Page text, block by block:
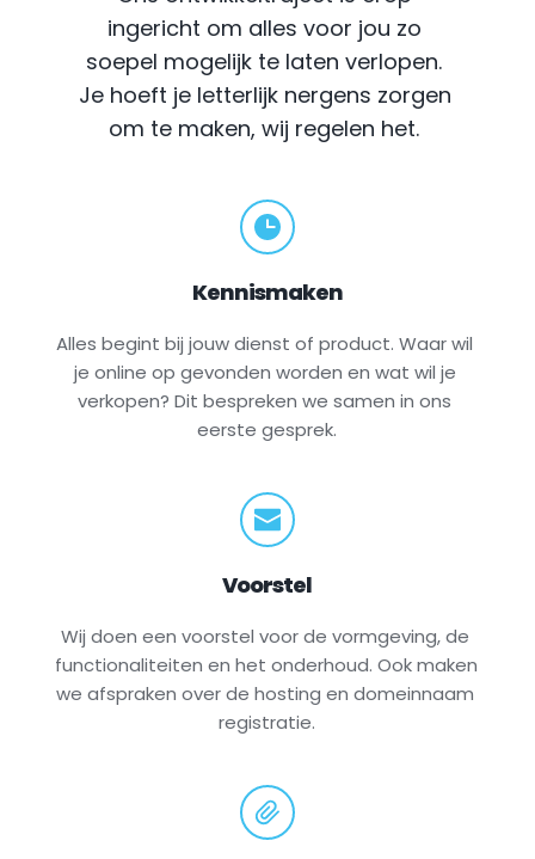
ingericht om alles voor jou zo
soepel mogelijk te laten verlopen.
Je hoeft je letterlijk nergens zorgen
om te maken, wij regelen het.
Kennismaken
Alles begint bij jouw dienst of product. Waar wil
je online op gevonden worden en wat wil je
verkopen? Dit bespreken we samen in ons
eerste gesprek.
Voorstel
Wij doen een voorstel voor de vormgeving, de
functionaliteiten en het onderhoud. Ook maken
we afspraken over de hosting en domeinnaam
registratie.